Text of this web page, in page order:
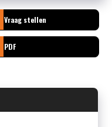
Vraag stellen
PDF